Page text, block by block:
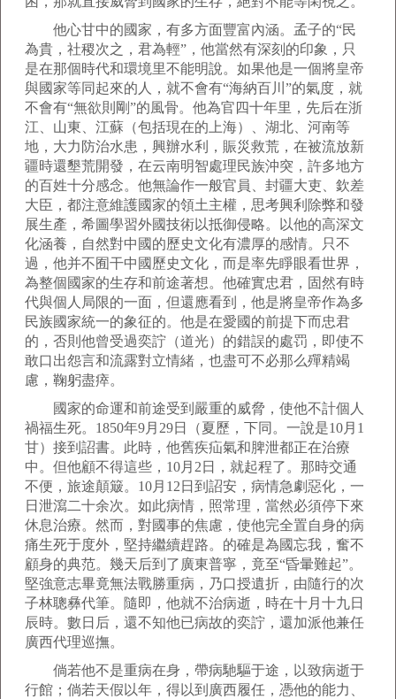
他心甘中的國家，有多方面豐富內涵。孟子的“民
為貴，社稷次之，君為輕”，他當然有深刻的印象，只
是在那個時代和環境里不能明說。如果他是一個將皇帝
與國家等同起來的人，就不會有“海納百川”的氣度，就
不會有“無欲則剛”的風骨。他為官四十年里，先后在浙
江、山東、江蘇（包括現在的上海）、湖北、河南等
地，大力防治水患，興辦水利，賑災救荒，在被流放新
疆時還墾荒開發，在云南明智處理民族沖突，許多地方
的百姓十分感念。他無論作一般官員、封疆大吏、欽差
大臣，都注意維護國家的領土主權，思考興利除弊和發
展生產，希圖學習外國技術以抵御侵略。以他的高深文
化涵養，自然對中國的歷史文化有濃厚的感情。只不
過，他并不囿干中國歷史文化，而是率先睜眼看世界，
為整個國家的生存和前途著想。他確實忠君，固然有時
代與個人局限的一面，但還應看到，他是將皇帝作為多
民族國家統一的象征的。他是在愛國的前提下而忠君
的，否則他曾受過奕詝（道光）的錯誤的處罚，即使不
敢口出怨言和流露對立情緒，也盡可不必那么殫精竭
慮，鞠躬盡瘁。
國家的命運和前途受到嚴重的威脅，使他不計個人
禍福生死。1850年9月29日（夏歷，下同。一說是10月1
甘）接到詔書。此時，他舊疾疝氣和脾泄都正在治療
中。但他顧不得這些，10月2日，就起程了。那時交通
不便，旅途顛簸。10月12日到詔安，病情急劇惡化，一
日泄瀉二十余次。如此病情，照常理，當然必須停下來
休息治療。然而，對國事的焦慮，使他完全置自身的病
痛生死于度外，堅持繼續趕路。的確是為國忘我，奮不
顧身的典范。幾天后到了廣東普寧，竟至“昏暈難起”。
堅強意志畢竟無法戰勝重病，乃口授遺折，由隨行的次
子林聰彝代筆。隨即，他就不治病逝，時在十月十九日
辰時。數日后，還不知他已病故的奕詝，還加派他兼任
廣西代理巡撫。
倘若他不是重病在身，帶病馳驅于途，以致病逝于
行館；倘若天假以年，得以到廣西履任，憑他的能力、